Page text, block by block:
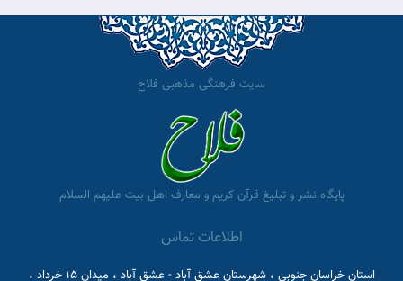
سایت فرهنگی مذهبی فلاح
پایگاه نشر و تبلیغ قرآن کریم و معارف اهل بیت علیهم السلام
اطلاعات تماس
استان خراسان جنوبی ، شهرستان عشق آباد - عشق آباد ، میدان 15 خرداد ،